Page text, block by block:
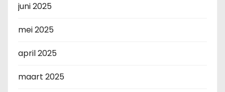
juni 2025
mei 2025
april 2025
maart 2025